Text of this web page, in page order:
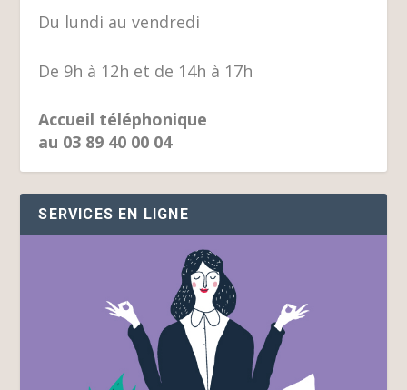
Du lundi au vendredi
De 9h à 12h et de 14h à 17h
Accueil téléphonique
au 03 89 40 00 04
SERVICES EN LIGNE